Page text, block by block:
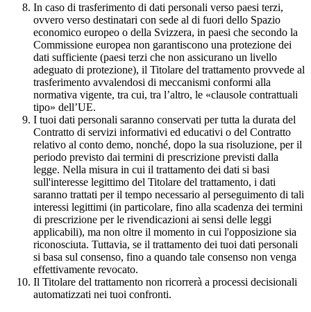
In caso di trasferimento di dati personali verso paesi terzi,
ovvero verso destinatari con sede al di fuori dello Spazio
economico europeo o della Svizzera, in paesi che secondo la
Commissione europea non garantiscono una protezione dei
dati sufficiente (paesi terzi che non assicurano un livello
adeguato di protezione), il Titolare del trattamento provvede al
trasferimento avvalendosi di meccanismi conformi alla
normativa vigente, tra cui, tra l’altro, le «clausole contrattuali
tipo» dell’UE.
I tuoi dati personali saranno conservati per tutta la durata del
Contratto di servizi informativi ed educativi o del Contratto
relativo al conto demo, nonché, dopo la sua risoluzione, per il
periodo previsto dai termini di prescrizione previsti dalla
legge. Nella misura in cui il trattamento dei dati si basi
sull'interesse legittimo del Titolare del trattamento, i dati
saranno trattati per il tempo necessario al perseguimento di tali
interessi legittimi (in particolare, fino alla scadenza dei termini
di prescrizione per le rivendicazioni ai sensi delle leggi
applicabili), ma non oltre il momento in cui l'opposizione sia
riconosciuta. Tuttavia, se il trattamento dei tuoi dati personali
si basa sul consenso, fino a quando tale consenso non venga
effettivamente revocato.
Il Titolare del trattamento non ricorrerà a processi decisionali
automatizzati nei tuoi confronti.